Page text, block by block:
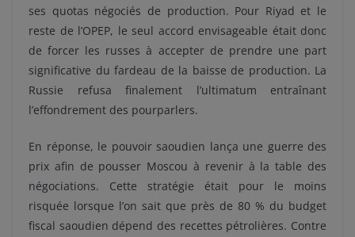
ses quotas négociés de production. Pour Riyad et le
reste de l’OPEP, le seul accord envisageable était donc
de forcer les russes à accepter de prendre une part
significative du fardeau de la baisse de production. La
Russie refusa finalement l’ultimatum entraînant
l’effondrement des pourparlers.
En réponse, le pouvoir saoudien lança une guerre des
prix afin de pousser Moscou à revenir à la table des
négociations. Cette stratégie était pour le moins
risquée lorsque l’on sait que près de 80 % du budget
fiscal saoudien dépend des recettes pétrolières. Contre